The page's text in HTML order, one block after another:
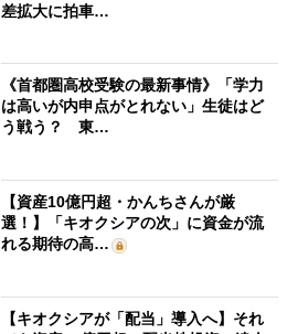
差拡大に拍車…
《首都圏高校受験の最新事情》「学力
は高いが内申点がとれない」生徒はど
う戦う？ 東…
【資産10億円超・かんちさんが厳
選！】「キオクシアの次」に資金が流
れる期待の高…
【キオクシアが「配当」導入へ】それ